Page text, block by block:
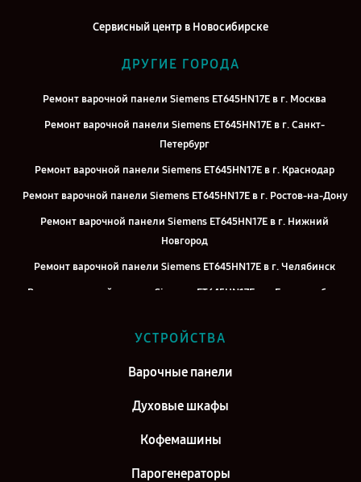
Сервисный центр в Новосибирске
ДРУГИЕ ГОРОДА
Ремонт варочной панели Siemens ET645HN17E в г. Москва
Ремонт варочной панели Siemens ET645HN17E в г. Санкт-
Петербург
Ремонт варочной панели Siemens ET645HN17E в г. Краснодар
Ремонт варочной панели Siemens ET645HN17E в г. Ростов-на-Дону
Ремонт варочной панели Siemens ET645HN17E в г. Нижний
Новгород
Ремонт варочной панели Siemens ET645HN17E в г. Челябинск
Ремонт варочной панели Siemens ET645HN17E в г. Екатеринбург
Ремонт варочной панели Siemens ET645HN17E в г. Воронеж
Ремонт варочной панели Siemens ET645HN17E в г. Саратов
УСТРОЙСТВА
Варочные панели
Духовые шкафы
Кофемашины
Парогенераторы